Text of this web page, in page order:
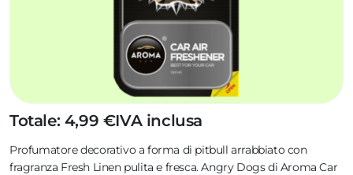
IVA inclusa
Totale: 4,99 €
Profumatore decorativo a forma di pitbull arrabbiato con
fragranza Fresh Linen pulita e fresca. Angry Dogs di Aroma Car